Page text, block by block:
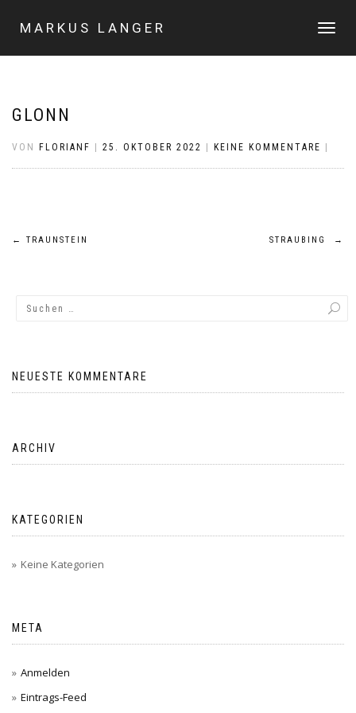
MARKUS LANGER
GLONN
VON FLORIANF 25. OKTOBER 2022 KEINE KOMMENTARE
Beitragsnavigation
← TRAUNSTEIN STRAUBING →
NEUESTE KOMMENTARE
ARCHIV
KATEGORIEN
Keine Kategorien
META
Anmelden
Eintrags-Feed